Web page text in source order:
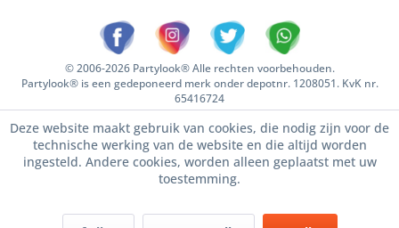
© 2006-2026 Partylook® Alle rechten voorbehouden.
Partylook® is een gedeponeerd merk onder depotnr. 1208051. KvK nr.
65416724
Deze website maakt gebruik van cookies, die nodig zijn voor de
technische werking van de website en die altijd worden
ingesteld. Andere cookies, worden alleen geplaatst met uw
toestemming.